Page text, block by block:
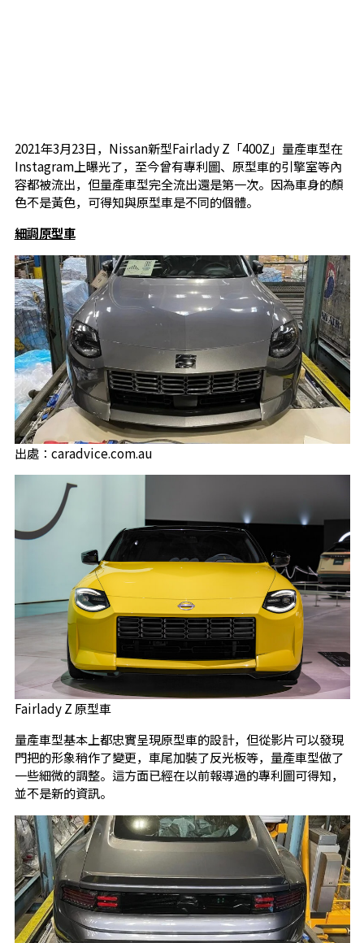
2021年3月23日，Nissan新型Fairlady Z「400Z」量產車型在
Instagram上曝光了，至今曾有專利圖、原型車的引擎室等內
容都被流出，但量產車型完全流出還是第一次。因為車身的顏
色不是黃色，可得知與原型車是不同的個體。
細調原型車
出處：caradvice.com.au
Fairlady Z 原型車
量產車型基本上都忠實呈現原型車的設計，但從影片可以發現
門把的形象稍作了變更，車尾加裝了反光板等，量產車型做了
一些細微的調整。這方面已經在以前報導過的專利圖可得知，
並不是新的資訊。